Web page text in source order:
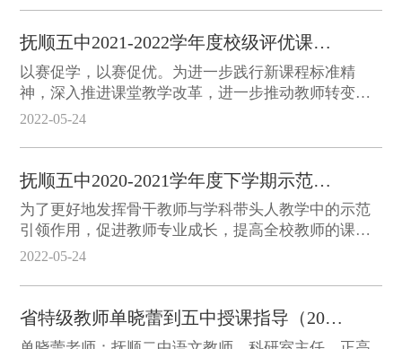
她们课前认真准备，课堂精彩纷呈，顺利实现课堂教
大亮点。
抚顺五中2021-2022学年度校级评优课纪实（2021年11月）
以赛促学，以赛促优。为进一步践行新课程标准精
神，深入推进课堂教学改革，进一步推动教师转变教
学观念，促进教师专业化成长，为教师的成长和发展
2022-05-24
抚顺五中2020-2021学年度下学期示范课（2021年4月）
为了更好地发挥骨干教师与学科带头人教学中的示范
引领作用，促进教师专业成长，提高全校教师的课堂
教学水平和业务能力。2021年4月19日至4月22日，我
学科带头人参加，校领导和全校相关学科教师参与了
2022-05-24
省特级教师单晓蕾到五中授课指导（2021年10月）